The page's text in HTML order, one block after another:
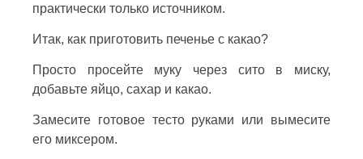
практически только источником.
Итак, как приготовить печенье с какао?
Просто просейте муку через сито в миску,
добавьте яйцо, сахар и какао.
Замесите готовое тесто руками или вымесите
его миксером.